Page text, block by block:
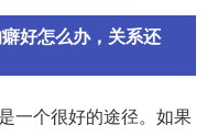
好怎么办，关系还
一个很好的途径。如果